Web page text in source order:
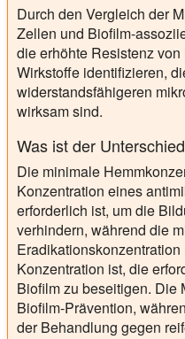
Durch den Vergleich der
Zellen und Biofilm-
die erhöhte Resistenz
Wirkstoffe identifizieren,
widerstandsfähigeren
wirksam sind.
Was ist der
Die minimale
Konzentration eines
erforderlich ist, um die
verhindern, während die
Konzentration ist, die
Biofilm zu beseitigen. Die
Biofilm-Prävention,
der Behandlung gegen